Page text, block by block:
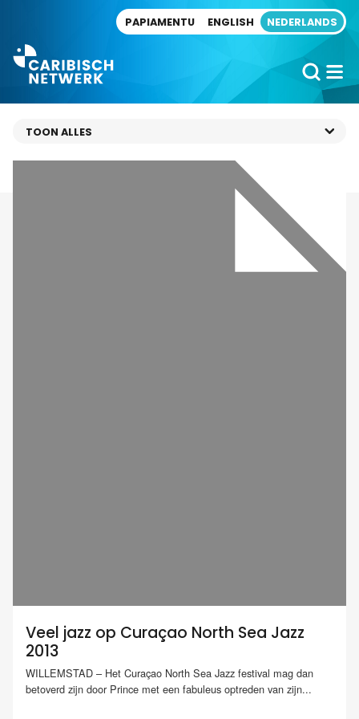
PAPIAMENTU ENGLISH NEDERLANDS
Veel jazz op Curaçao North Sea Jazz
2013
WILLEMSTAD – Het Curaçao North Sea Jazz festival mag dan
betoverd zijn door Prince met een fabuleus optreden van zijn...